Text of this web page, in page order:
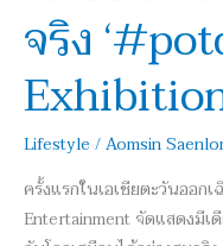
จริง
Lifestyle /Aomsin
ครั้งแรกในเอเชียตะวันออก
Entertainment จัดแสดงมีเ